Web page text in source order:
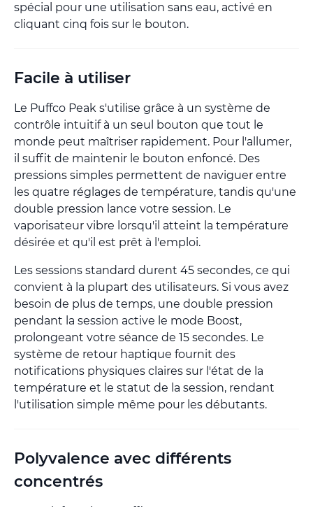
spécial pour une utilisation sans eau, activé en
cliquant cinq fois sur le bouton.
Facile à utiliser
Le Puffco Peak s'utilise grâce à un système de
contrôle intuitif à un seul bouton que tout le
monde peut maîtriser rapidement. Pour l'allumer,
il suffit de maintenir le bouton enfoncé. Des
pressions simples permettent de naviguer entre
les quatre réglages de température, tandis qu'une
double pression lance votre session. Le
vaporisateur vibre lorsqu'il atteint la température
désirée et qu'il est prêt à l'emploi.
Les sessions standard durent 45 secondes, ce qui
convient à la plupart des utilisateurs. Si vous avez
besoin de plus de temps, une double pression
pendant la session active le mode Boost,
prolongeant votre séance de 15 secondes. Le
système de retour haptique fournit des
notifications physiques claires sur l'état de la
température et le statut de la session, rendant
l'utilisation simple même pour les débutants.
Polyvalence avec différents
concentrés